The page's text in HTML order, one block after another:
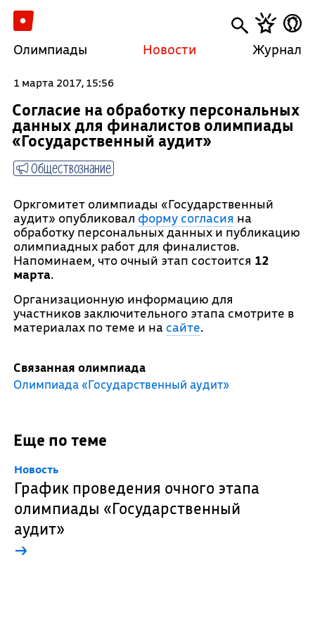
Олимпиады Новости Журнал
1 марта 2017, 15:56
Согласие на обработку персональных
данных для финалистов олимпиады
«Государственный аудит»
Обществознание
Оркгомитет олимпиады «Государственный
аудит» опубликовал форму согласия на
обработку персональных данных и публикацию
олимпиадных работ для финалистов.
Напоминаем, что очный этап состоится 12
марта.
Организационную информацию для
участников заключительного этапа смотрите в
материалах по теме и на сайте.
Связанная олимпиада
Олимпиада «Государственный аудит»
Еще по теме
Новость
График проведения очного этапа
олимпиады «Государственный
аудит»
→